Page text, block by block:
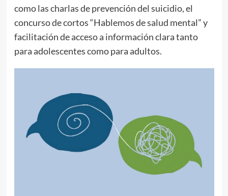
como las charlas de prevención del suicidio, el
concurso de cortos “Hablemos de salud mental” y
facilitación de acceso a información clara tanto
para adolescentes como para adultos.